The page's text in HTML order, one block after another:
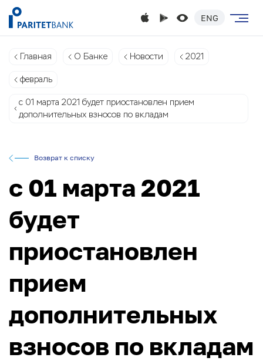
ENG
Главная О Банке Новости 2021
февраль
с 01 марта 2021 будет приостановлен прием
дополнительных взносов по вкладам
Возврат к списку
с 01 марта 2021
будет
приостановлен
прием
дополнительных
взносов по вкладам